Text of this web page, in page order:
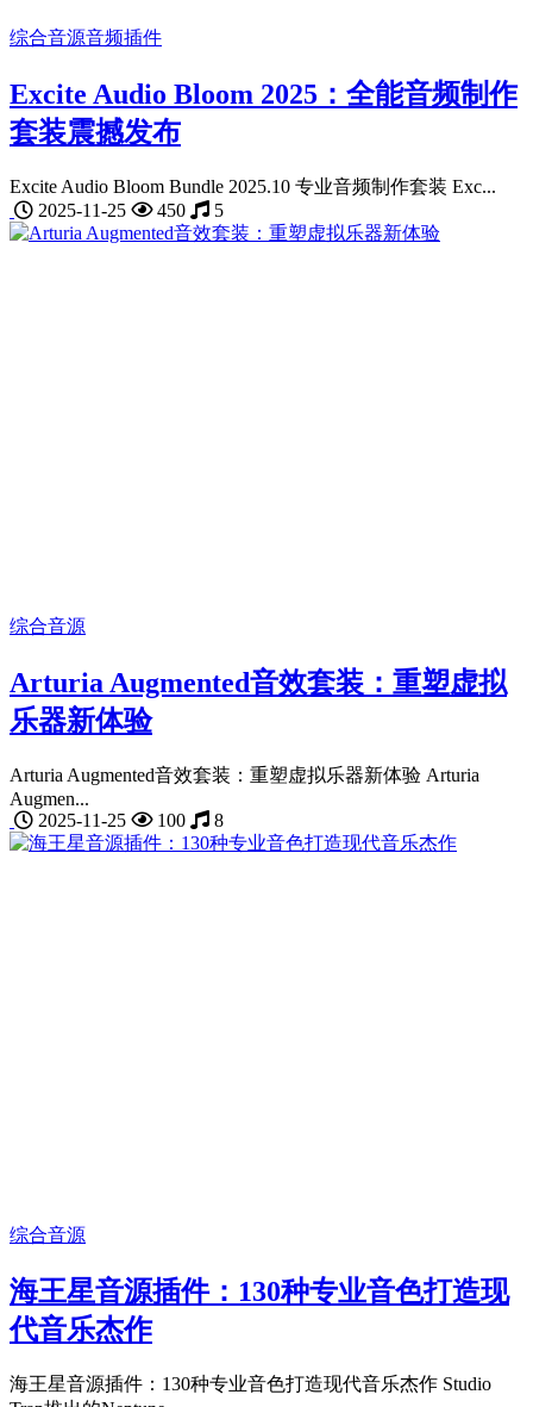
综合音源音频插件
Excite Audio Bloom 2025：全能音频制作
套装震撼发布
Excite Audio Bloom Bundle 2025.10 专业音频制作套装 Exc...
2025-11-25
450 5
综合音源
Arturia Augmented音效套装：重塑虚拟
乐器新体验
Arturia Augmented音效套装：重塑虚拟乐器新体验 Arturia
Augmen...
2025-11-25
100 8
综合音源
海王星音源插件：130种专业音色打造现
代音乐杰作
海王星音源插件：130种专业音色打造现代音乐杰作 Studio